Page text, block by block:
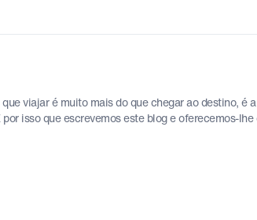
viajar é muito mais do que chegar ao destino,
isso que escrevemos este blog e oferecemos-